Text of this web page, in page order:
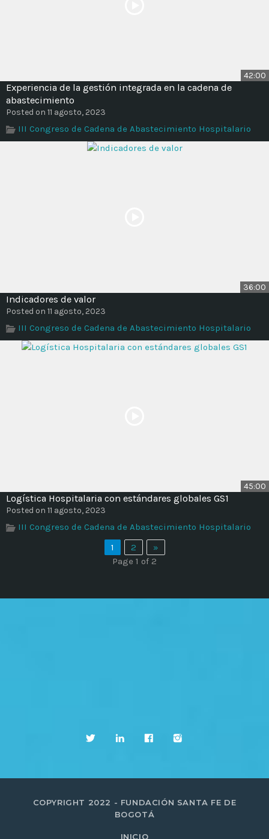
42:00
Experiencia de la gestión integrada en la cadena de
abastecimiento
Posted on 11 agosto, 2023
III Congreso de Cadena de Abastecimiento Hospitalario
36:00
Indicadores de valor
Posted on 11 agosto, 2023
III Congreso de Cadena de Abastecimiento Hospitalario
45:00
Logística Hospitalaria con estándares globales GS1
Posted on 11 agosto, 2023
III Congreso de Cadena de Abastecimiento Hospitalario
1
2
»
Page 1 of 2
COPYRIGHT 2022 - FUNDACIÓN SANTA FE DE
BOGOTÁ
INICIO